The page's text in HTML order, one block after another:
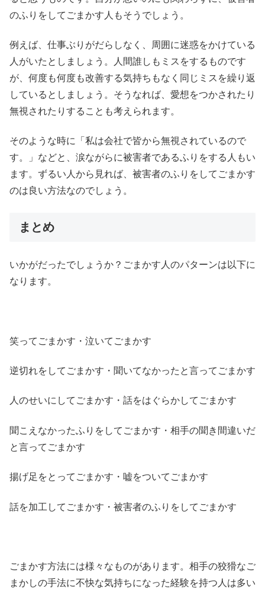
のふりをしてごまかす人もそうでしょう。
例えば、仕事ぶりがだらしなく、周囲に迷惑をかけている
人がいたとしましょう。人間誰しもミスをするものです
が、何度も何度も改善する気持ちもなく同じミスを繰り返
しているとしましょう。 そうなれば、愛想をつかされたり
無視されたりすることも考えられます。
そのような時に「私は会社で皆から無視されているので
す。」などと、涙ながらに被害者であるふりをする人もい
ます。ずるい人から見れば、被害者のふりをしてごまかす
のは良い方法なのでしょう。
まとめ
いかがだったでしょうか？ごまかす人のパターンは以下に
なります。
笑ってごまかす・泣いてごまかす
逆切れをしてごまかす・聞いてなかったと言ってごまかす
人のせいにしてごまかす・話をはぐらかしてごまかす
聞こえなかったふりをしてごまかす・相手の聞き間違いだ
と言ってごまかす
揚げ足をとってごまかす・嘘をついてごまかす
話を加工してごまかす・被害者のふりをしてごまかす
ごまかす方法には様々なものがあります。相手の狡猾なご
まかしの手法に不快な気持ちになった経験を持つ人は多い